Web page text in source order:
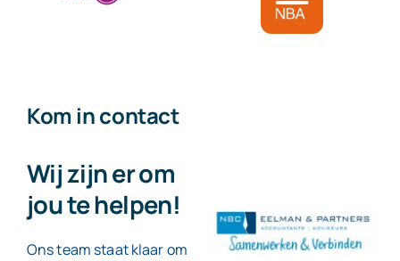
Kom in contact
Wij zijn er om
jou te helpen!
Ons team staat klaar om